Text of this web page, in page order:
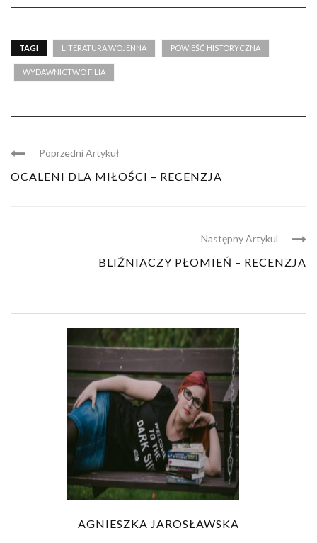
TAGI LITERATURA WOJENNA POWIEŚĆ HISTORYCZNA
WYDAWNICTWO FILIA
Poprzedni Artykuł
OCALENI DLA MIŁOŚCI – RECENZJA
Następny Artykul
BLIŹNIACZY PŁOMIEŃ – RECENZJA
AGNIESZKA JAROSŁAWSKA